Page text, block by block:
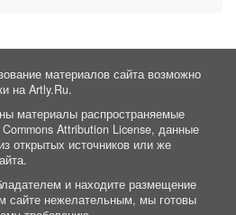
материалов сайта возможно
на Artly.Ru.
материалы распространяемые
Attribution License, данные
открытых источников или же
и находите размещение
сайте нежелательным, мы готовы